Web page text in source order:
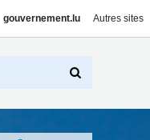
gouvernement.lu Autres sites